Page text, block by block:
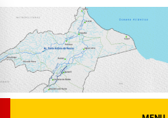
Skip
content